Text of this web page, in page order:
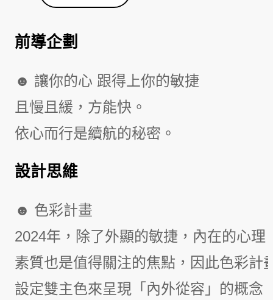
前導企劃
☻ 讓你的心 跟得上你的敏捷
且慢且緩，方能快。
依心而行是續航的秘密。
設計思維
☻ 色彩計畫
2024年，除了外顯的敏捷，內在的心理
素質也是值得關注的焦點，因此色彩計
設定雙主色來呈現「內外從容」的概念